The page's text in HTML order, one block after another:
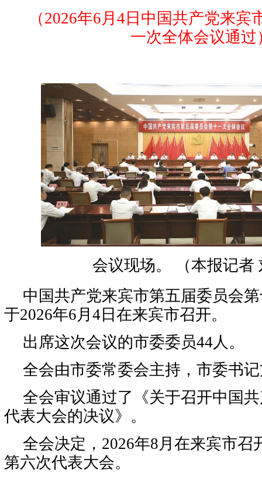
（2026年6月4日中国共产党来
一次全体会议通过
会议现场。 （本报记者
中国共产党来宾市第五届委员会
于2026年6月4日在来宾市召开。
出席这次会议的市委委员44人。
全会由市委常委会主持，市委书
全会审议通过了《关于召开中国
代表大会的决议》。
全会决定，2026年8月在来宾市召
第六次代表大会。